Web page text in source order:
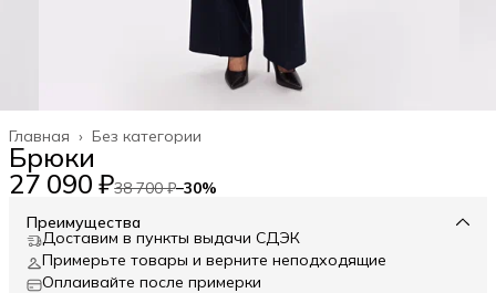
Без категории
Главная ›
Брюки
27 090 ₽38 700 ₽−30%
Преимущества
Доставим в пункты выдачи СДЭК
Примерьте товары и верните неподходящие
Оплаивайте после примерки